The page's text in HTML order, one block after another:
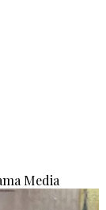
Media